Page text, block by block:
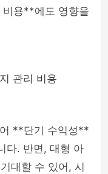
용**에도 영향을
관리 비용
**단기 수익성**
다. 반면, 대형 아
대할 수 있어, 시